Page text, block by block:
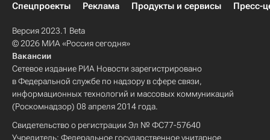
Спецпроекты
Реклама Продукты и сервисы Пресс-
Версия 2023.1 Beta
© 2026 МИА «Россия сегодня»
Вакансии
Сетевое издание РИА Новости зарегистрировано
в Федеральной службе по надзору в сфере связи,
информационных технологий и массовых коммуникаций
(Роскомнадзор) 08 апреля 2014 года.
Свидетельство о регистрации Эл № ФС77-57640
Учредитель: Федеральное государственное унитарное